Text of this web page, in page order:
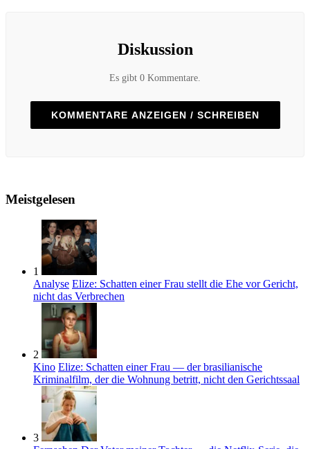
Diskussion
Es gibt 0 Kommentare.
KOMMENTARE ANZEIGEN / SCHREIBEN
Meistgelesen
1
Analyse Elize: Schatten einer Frau stellt die Ehe vor Gericht,
nicht das Verbrechen
2
Kino Elize: Schatten einer Frau — der brasilianische
Kriminalfilm, der die Wohnung betritt, nicht den Gerichtssaal
3